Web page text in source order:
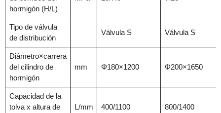
hormigón (H/L)
Tipo de válvula
de distribución
Válvula S Válvula S
Diámetro×carrera
del cilindro de
hormigón
mm Φ180×1200 Φ200×1650
Capacidad de la
tolva x altura de
L/mm 400/1100 800/1400